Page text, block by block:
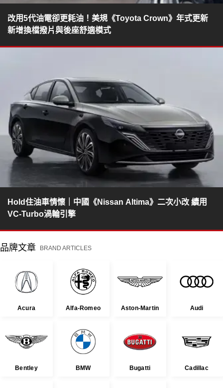
改用5代油電卻更耗油！美規《Toyota Crown》年式更新
新增換檔撥片與後座舒適模式
Hold住油車情懷｜中國《Nissan Altima》二次小改 續用
VC-Turbo渦輪引擎
品牌文章 BRAND ARTICLES
Acura Alfa-Romeo Aston-Martin Audi
Bentley BMW Bugatti Cadillac